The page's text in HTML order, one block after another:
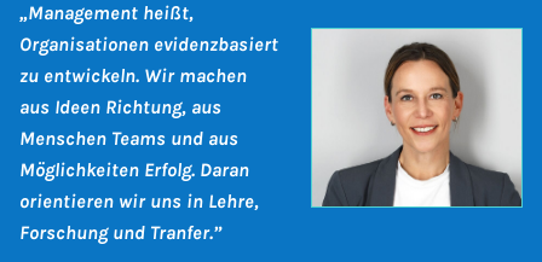
„Management heißt,
Organisationen evidenzbasiert
zu entwickeln. Wir machen
aus Ideen Richtung, aus
Menschen Teams und aus
Möglichkeiten Erfolg. Daran
orientieren wir uns in Lehre,
Forschung und Tranfer.”